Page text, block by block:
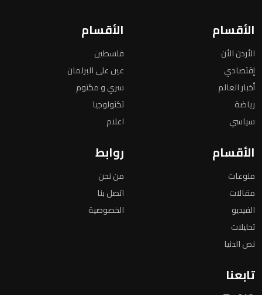
الأقسام
الأردن الأن
إقتصادي
أخبار العالم
رياضة
سياسي
الأقسام
فلسطين
عين على البرلمان
سري و مكتوم
تكنولوجيا
اعلام
الأقسام
منوعات
مقالات
الفيديو
تحليلات
نص الدنيا
روابط
من نحن
اتصل بنا
الخصوصية
تابعنا